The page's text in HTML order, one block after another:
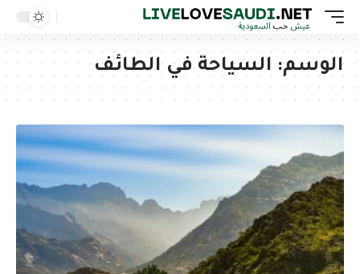
الوسم: السياحة في الطائف